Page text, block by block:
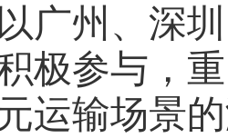
广州、深
极参与，
运输场景